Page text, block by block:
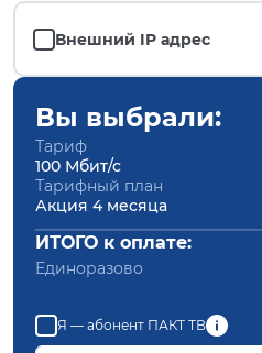
Внешний IP адрес
Вы выбрали:
Тариф
100 Мбит/с
Тарифный план
Акция 4 месяца
ИТОГО к оплате:
Единоразово
Я — абонент ПАКТ ТВ